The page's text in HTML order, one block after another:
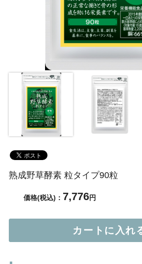
熟成野草酵素 粒タイプ90粒
価格(税込)： 7,776円